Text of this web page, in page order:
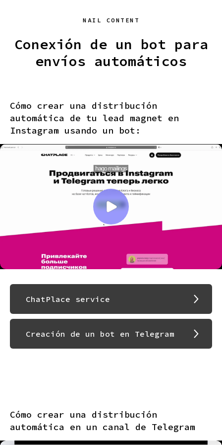
NAIL CONTENT
Conexión de un bot para
envíos automáticos
Cómo crear una distribución
automática de tu lead magnet en
Instagram usando un bot:
ChatPlace service
Creación de un bot en Telegram
Cómo crear una distribución
automática en un canal de Telegram